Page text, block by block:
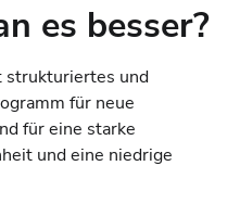
es besser?
strukturiertes und
für neue
für eine starke
und eine niedrige